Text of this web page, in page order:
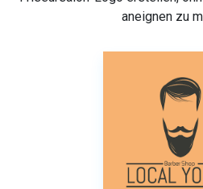
aneignen zu